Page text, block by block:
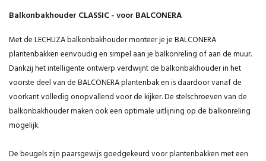
Balkonbakhouder CLASSIC - voor BALCONERA
Met de LECHUZA balkonbakhouder monteer je je BALCONERA
plantenbakken eenvoudig en simpel aan je balkonreling of aan de muur.
Dankzij het intelligente ontwerp verdwijnt de balkonbakhouder in het
voorste deel van de BALCONERA plantenbak en is daardoor vanaf de
voorkant volledig onopvallend voor de kijker. De stelschroeven van de
balkonbakhouder maken ook een optimale uitlijning op de balkonreling
mogelijk.
De beugels zijn paarsgewijs goedgekeurd voor plantenbakken met een